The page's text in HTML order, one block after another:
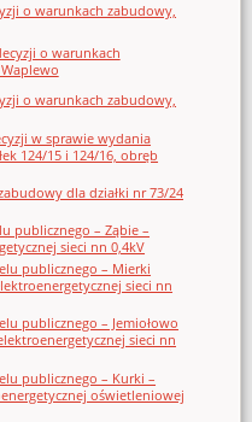
o warunkach zabudowy,
o warunkach
o warunkach zabudowy,
w sprawie wydania
124/15 i 124/16, obręb
dla działki nr 73/24
publicznego – Ząbie –
sieci nn 0,4kV
publicznego – Mierki
sieci nn
publicznego – Jemiołowo
sieci nn
publicznego – Kurki –
oświetleniowej